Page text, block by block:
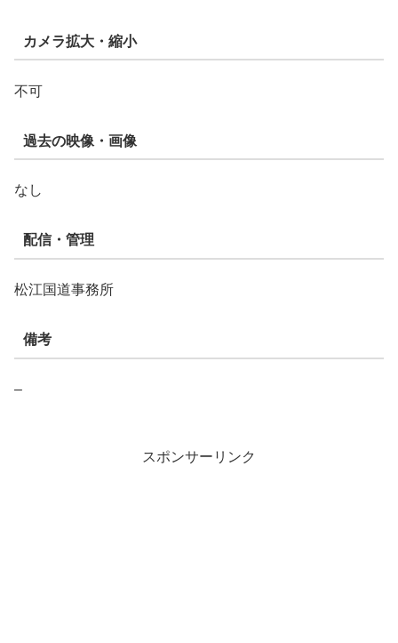
カメラ拡大・縮小
不可
過去の映像・画像
なし
配信・管理
松江国道事務所
備考
–
スポンサーリンク